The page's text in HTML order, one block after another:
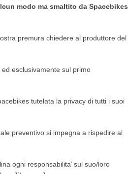
modo ma smaltito da Spacebikes
premura chiedere al produttore del
esclusivamente sul primo
tutelata la privacy di tutti i suoi
preventivo si impegna a rispedire al
ogni responsabilita’ sul suo/loro